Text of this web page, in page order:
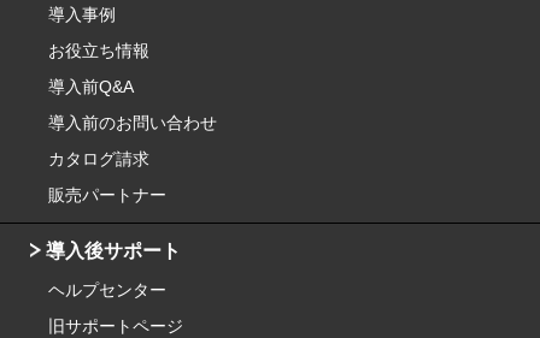
導入事例
お役立ち情報
導入前Q&A
導入前のお問い合わせ
カタログ請求
販売パートナー
導入後サポート
ヘルプセンター
旧サポートページ